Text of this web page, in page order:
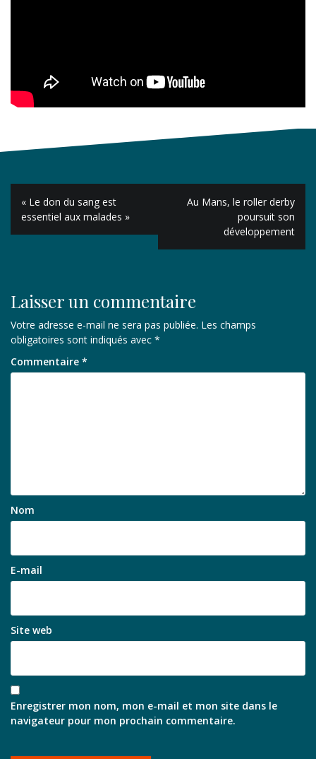
Navigation
de
l’article
« Le don du sang est
essentiel aux malades »
Au Mans, le roller derby
poursuit son
développement
Laisser un commentaire
Votre adresse e-mail ne sera pas publiée. Les champs
obligatoires sont indiqués avec *
Commentaire *
Nom
E-mail
Site web
Enregistrer mon nom, mon e-mail et mon site dans le
navigateur pour mon prochain commentaire.